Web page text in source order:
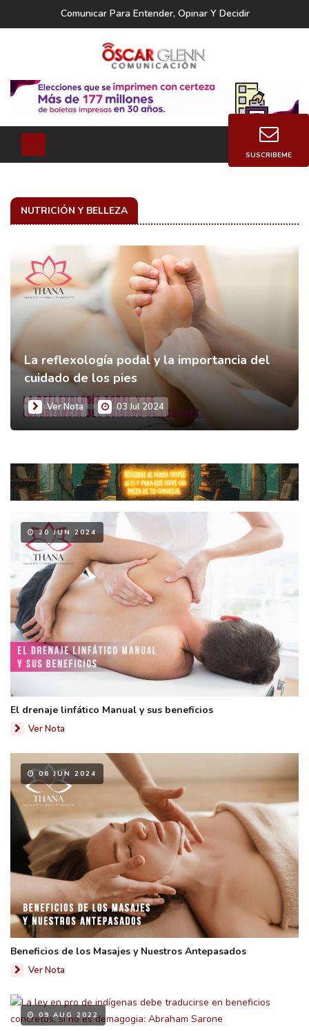
Comunicar Para Entender, Opinar Y Decidir
NUTRICIÓN Y BELLEZA
La reflexología podal y la importancia del
cuidado de los pies
Ver Nota 03 Jul 2024
20 JUN 2024
El drenaje linfático Manual y sus beneficios
Ver Nota
06 JUN 2024
Beneficios de los Masajes y Nuestros Antepasados
Ver Nota
09 AUG 2022
SUSCRIBEME